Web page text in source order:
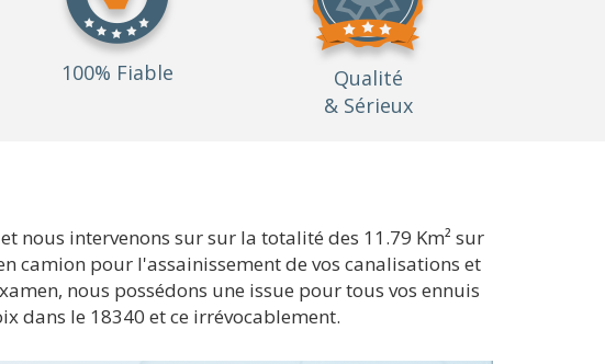
100% Fiable
Qualité
& Sérieux
nous intervenons sur sur la totalité des 11.79 Km² sur
camion pour l'assainissement de vos canalisations et
nous possédons une issue pour tous vos ennuis
dans le 18340 et ce irrévocablement.